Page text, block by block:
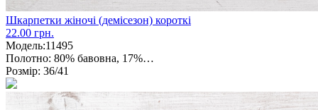
Шкарпетки жіночі (демісезон) короткі
22.00 грн.
Модель:11495
Полотно: 80% бавовна, 17%…
Розмір: 36/41